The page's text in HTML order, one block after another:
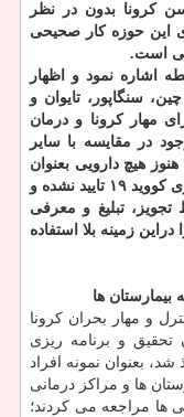
کرونا بدون در نظر
این حوزه کار صحیحی
است.
اشاره نمود و اظهار
سنگاپور، تایوان و
مهار کرونا و درمان
در مقایسه با سایر
هیچ دارویی بعنوان
داروی موثر، قطعی و اختصاصی درمان بیماری کووید ۱۹ تایید نشده و
تجویز، تبلیغ و معرفی
زمینه بلا استفاده
بیمارستان ها
و مهار بحران کرونا
تحقیق و برنامه ریزی
بعنوان نمونه افراد
ها و مراکز درمانی
ها مراجعه می کردند؛